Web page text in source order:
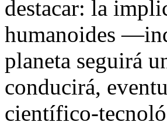
destacar: la
humanoides
planeta seguirá
conducirá,
científico-